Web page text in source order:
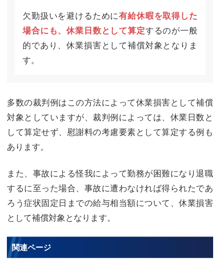
欠勤扱いを避けるために有給休暇を取得した
場合にも、休業日数として算定するのが一般
的であり、休業損害として補償対象となりま
す。
多数の裁判例はこの方法によって休業損害として補償
対象としていますが、裁判例によっては、休業日数と
して算定せず、慰謝料の考慮要素として算定する例も
あります。
また、事故による怪我によって勤務が困難になり退職
するに至った場合、事故に遭わなければ得られたであ
ろう症状固定日までの給与相当額について、休業損害
として補償対象となります。
関連ページ